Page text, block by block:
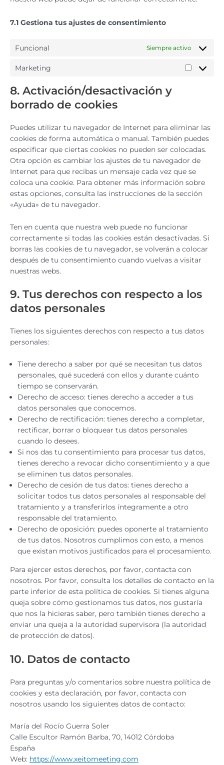
7.1 Gestiona tus ajustes de consentimiento
Funcional Siempre activo
Marketing
8. Activación/desactivación y
borrado de cookies
Puedes utilizar tu navegador de Internet para eliminar las
cookies de forma automática o manual. También puedes
especificar que ciertas cookies no pueden ser colocadas.
Otra opción es cambiar los ajustes de tu navegador de
Internet para que recibas un mensaje cada vez que se
coloca una cookie. Para obtener más información sobre
estas opciones, consulta las instrucciones de la sección
«Ayuda» de tu navegador.
Ten en cuenta que nuestra web puede no funcionar
correctamente si todas las cookies están desactivadas. Si
borras las cookies de tu navegador, se volverán a colocar
después de tu consentimiento cuando vuelvas a visitar
nuestras webs.
9. Tus derechos con respecto a los
datos personales
Tienes los siguientes derechos con respecto a tus datos
personales:
Tiene derecho a saber por qué se necesitan tus datos
personales, qué sucederá con ellos y durante cuánto
tiempo se conservarán.
Derecho de acceso: tienes derecho a acceder a tus
datos personales que conocemos.
Derecho de rectificación: tienes derecho a completar,
rectificar, borrar o bloquear tus datos personales
cuando lo desees.
Si nos das tu consentimiento para procesar tus datos,
tienes derecho a revocar dicho consentimiento y a que
se eliminen tus datos personales.
Derecho de cesión de tus datos: tienes derecho a
solicitar todos tus datos personales al responsable del
tratamiento y a transferirlos íntegramente a otro
responsable del tratamiento.
Derecho de oposición: puedes oponerte al tratamiento
de tus datos. Nosotros cumplimos con esto, a menos
que existan motivos justificados para el procesamiento.
Para ejercer estos derechos, por favor, contacta con
nosotros. Por favor, consulta los detalles de contacto en la
parte inferior de esta política de cookies. Si tienes alguna
queja sobre cómo gestionamos tus datos, nos gustaría
que nos la hicieras saber, pero también tienes derecho a
enviar una queja a la autoridad supervisora (la autoridad
de protección de datos).
10. Datos de contacto
Para preguntas y/o comentarios sobre nuestra política de
cookies y esta declaración, por favor, contacta con
nosotros usando los siguientes datos de contacto:
María del Rocío Guerra Soler
Calle Escultor Ramón Barba, 70, 14012 Córdoba
España
Web: https://www.xeitomeeting.com